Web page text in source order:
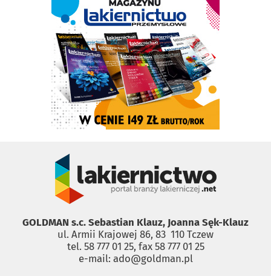
GOLDMAN s.c. Sebastian Klauz, Joanna Sęk-Klauz
ul. Armii Krajowej 86, 83 ­ 110 Tczew
tel. 58 777 01 25, fax 58 777 01 25
e-mail: ado@goldman.pl